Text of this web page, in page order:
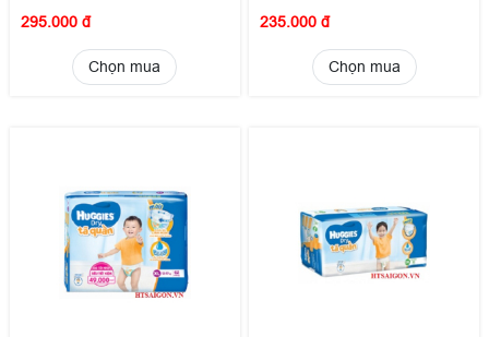
295.000 đ
Chọn mua
235.000 đ
Chọn mua